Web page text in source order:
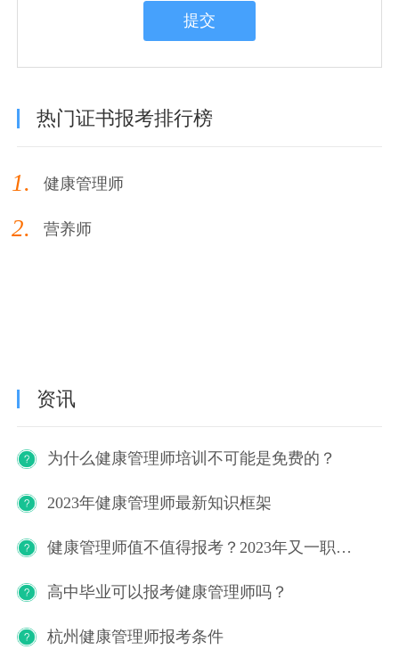
提交
热门证书报考排行榜
1. 健康管理师
2. 营养师
资讯
为什么健康管理师培训不可能是免费的？
2023年健康管理师最新知识框架
健康管理师值不值得报考？2023年又一职业技能等级证书重磅人才政策发布！
高中毕业可以报考健康管理师吗？
杭州健康管理师报考条件